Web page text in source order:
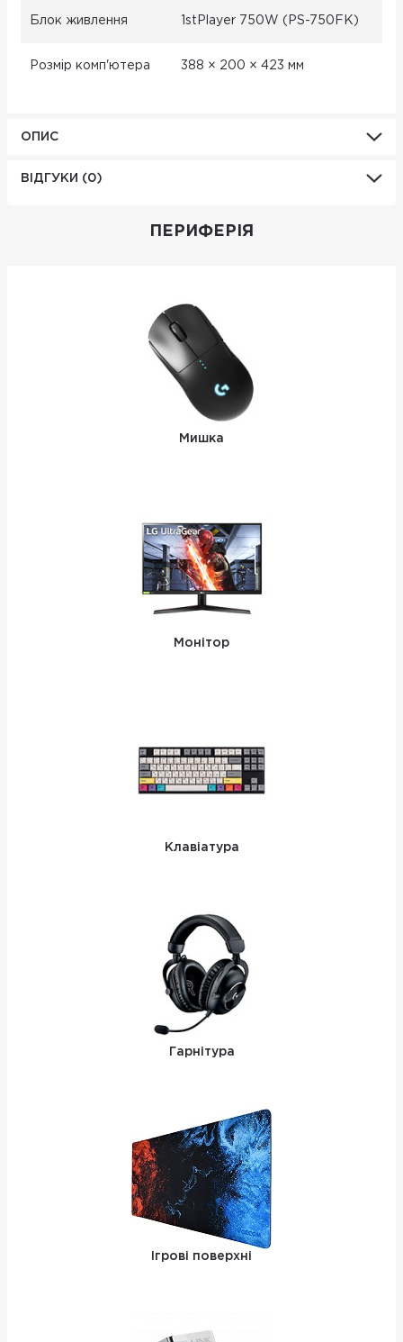
Блок живлення 1stPlayer 750W (PS-750FK)
Розмір комп'ютера 388 × 200 × 423 мм
ОПИС
ВІДГУКИ (0)
ПЕРИФЕРІЯ
Мишка
Монітор
Клавіатура
Гарнітура
Ігрові поверхні